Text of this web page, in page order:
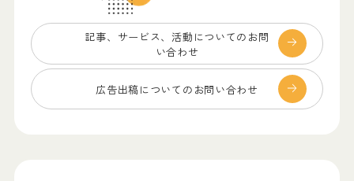
記事、サービス、 活動についてのお問
い合わせ
広告出稿についての お問い合わせ